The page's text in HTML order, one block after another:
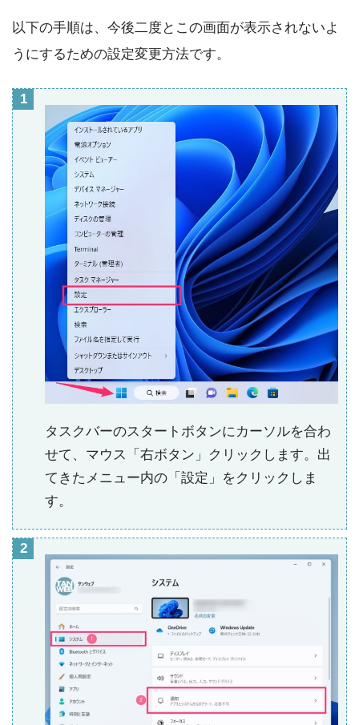
以下の手順は、今後二度とこの画面が表示されないよ
うにするための設定変更方法です。
タスクバーのスタートボタンにカーソルを合わ
せて、マウス「右ボタン」クリックします。出
てきたメニュー内の「設定」をクリックしま
す。